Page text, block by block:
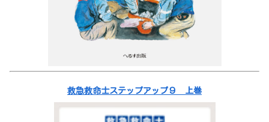
救急救命士ステップアップ９ 上巻